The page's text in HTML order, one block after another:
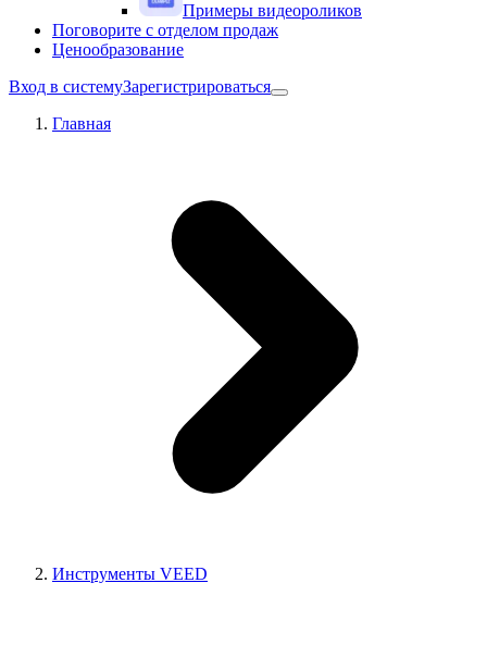
Примеры видеороликов
Поговорите с отделом продаж
Ценообразование
Вход в системуЗарегистрироваться
Главная
Инструменты VEED